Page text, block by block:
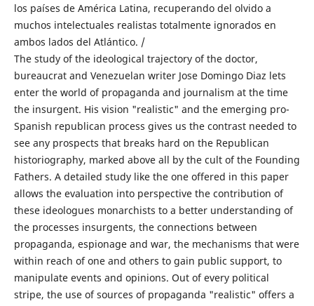
los países de América Latina, recuperando del olvido a
muchos intelectuales realistas totalmente ignorados en
ambos lados del Atlántico. /
The study of the ideological trajectory of the doctor,
bureaucrat and Venezuelan writer Jose Domingo Diaz lets
enter the world of propaganda and journalism at the time
the insurgent. His vision "realistic" and the emerging pro-
Spanish republican process gives us the contrast needed to
see any prospects that breaks hard on the Republican
historiography, marked above all by the cult of the Founding
Fathers. A detailed study like the one offered in this paper
allows the evaluation into perspective the contribution of
these ideologues monarchists to a better understanding of
the processes insurgents, the connections between
propaganda, espionage and war, the mechanisms that were
within reach of one and others to gain public support, to
manipulate events and opinions. Out of every political
stripe, the use of sources of propaganda "realistic" offers a